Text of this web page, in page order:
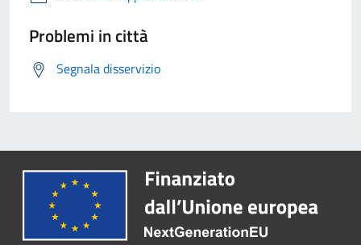
Problemi in città
Segnala disservizio